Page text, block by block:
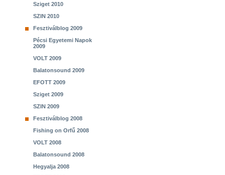
Sziget 2010
SZIN 2010
Fesztiválblog 2009
Pécsi Egyetemi Napok
2009
VOLT 2009
Balatonsound 2009
EFOTT 2009
Sziget 2009
SZIN 2009
Fesztiválblog 2008
Fishing on Orfű 2008
VOLT 2008
Balatonsound 2008
Hegyalja 2008